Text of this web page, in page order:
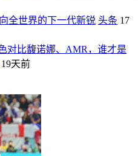
全世界的下一代新锐 头条 17
对比馥诺娜、AMR，谁才是
19天前